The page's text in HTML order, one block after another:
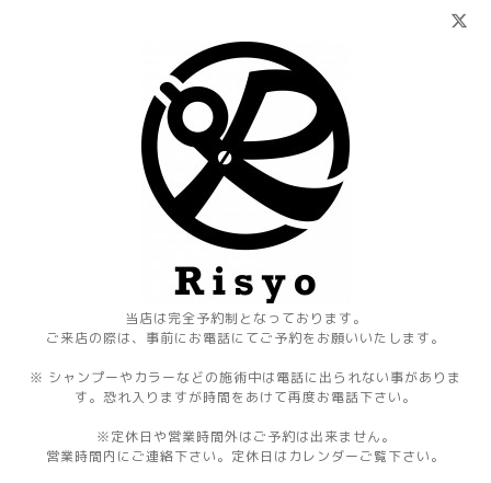
当店は完全予約制となっております。
ご来店の際は、事前にお電話にてご予約をお願いいたします。
※ シャンプーやカラーなどの施術中は電話に出られない事がありま
す。恐れ入りますが時間をあけて再度お電話下さい。
※定休日や営業時間外はご予約は出来ません。
営業時間内にご連絡下さい。定休日はカレンダーご覧下さい。